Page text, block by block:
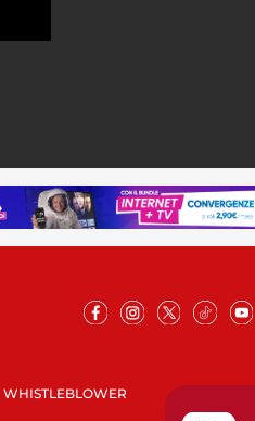
WHISTLEBLOWER